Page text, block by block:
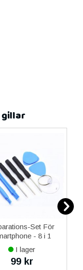
gillar
Set För
- 8 i 1
I lager
99 kr